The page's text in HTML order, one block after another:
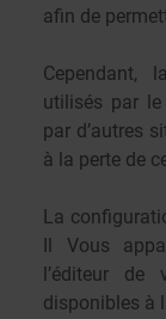
afin de
Cependant,
utilisés par le
par d’autres
à la perte de
La
Il Vous
l’éditeur de
disponibles à